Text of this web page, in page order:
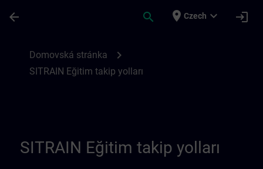
arrow_back search place Czech expand_more login
Domovská stránka chevron_right
SITRAIN Eğitim takip yolları
SITRAIN Eğitim takip yolları